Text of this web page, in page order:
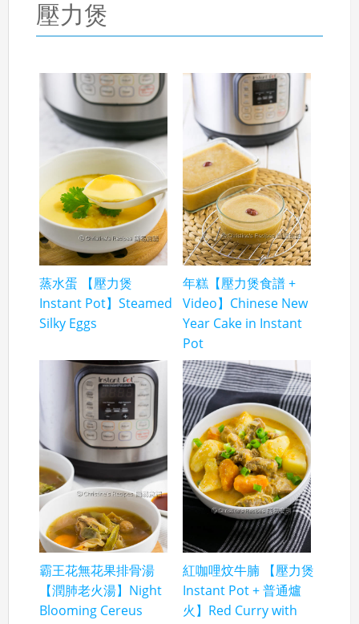
壓力煲
蒸水蛋 【壓力煲
Instant Pot】Steamed
Silky Eggs
年糕【壓力煲食譜 +
Video】Chinese New
Year Cake in Instant
Pot
霸王花無花果排骨湯
【潤肺老火湯】Night
Blooming Cereus
紅咖哩炆牛腩 【壓力煲
Instant Pot + 普通爐
火】Red Curry with